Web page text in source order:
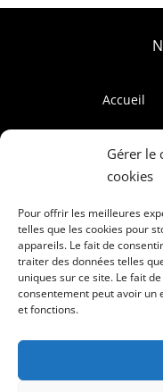
Gérer le
cookies
Pour offrir les meilleures
telles que les cookies pour
appareils. Le fait de
traiter des données telles
uniques sur ce site. Le fait
consentement peut avoir
et fonctions.
Accueil